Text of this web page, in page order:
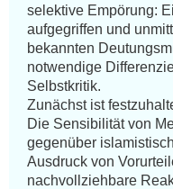
selektive Empörung:
aufgegriffen und
bekannten
notwendige
Selbstkritik.
Zunächst ist
Die Sensibilität von
gegenüber
Ausdruck von
nachvollziehbare